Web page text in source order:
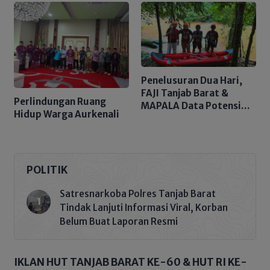
Tegaskan Nol Pungli
Perlindungan Ruang
Hidup Warga Aurkenali
Penelusuran Dua Hari,
FAJI Tanjab Barat &
MAPALA Data Potensi
POLITIK
Satresnarkoba Polres Tanjab Barat
Tindak Lanjuti Informasi Viral, Korban
Belum Buat Laporan Resmi
IKLAN HUT TANJAB BARAT KE-60 & HUT RI KE-